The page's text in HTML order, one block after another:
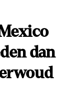
dan